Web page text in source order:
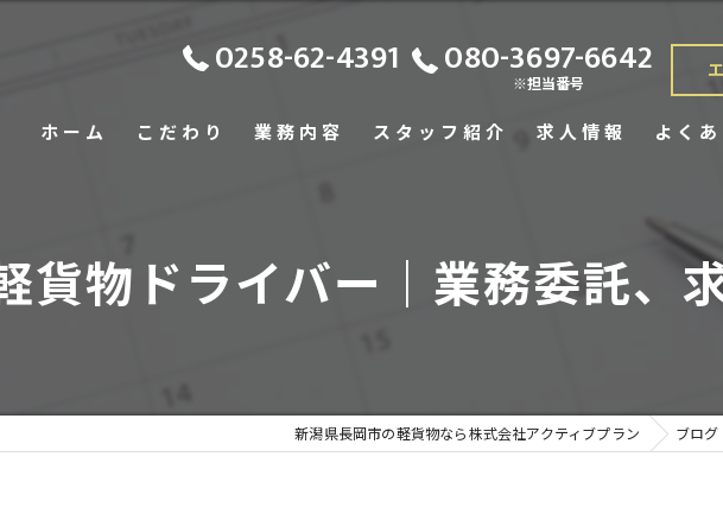
0258-62-4391 080-3697-6642
※担当番号
ホーム こだわり 業務内容 スタッフ紹介 求人情報 よく
貨物ドライバー｜業務委託、
新潟県長岡市の軽貨物なら株式会社アクティブプラン ブログ